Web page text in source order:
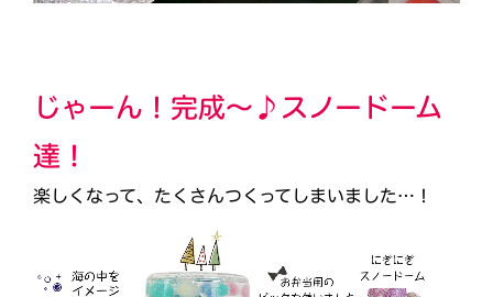
じゃーん！完成～♪スノードーム
達！
楽しくなって、たくさんつくってしまいました…！